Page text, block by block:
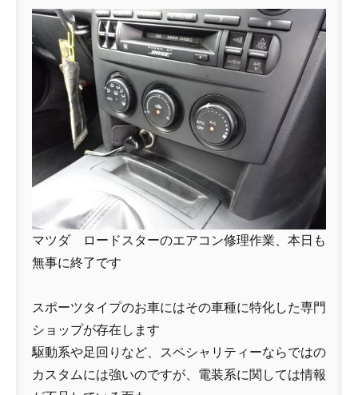
マツダ ロードスターのエアコン修理作業、本日も
無事に終了です
スポーツタイプのお車にはその車種に特化した専門
ショップが存在します
駆動系や足回りなど、スペシャリティーならではの
カスタムには強いのですが、電装系に関しては情報